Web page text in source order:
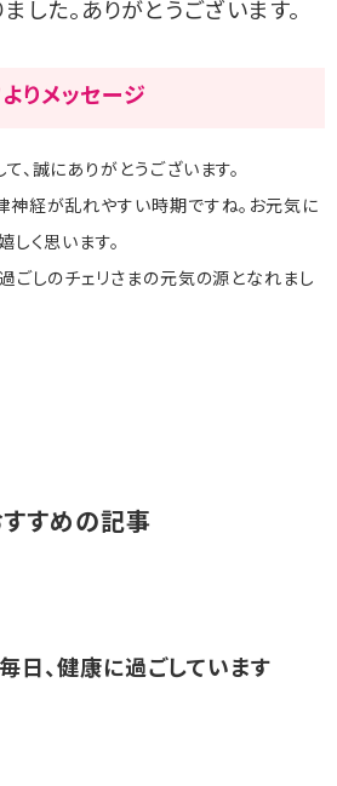
した。ありがとうございます。
りメッセージ
、誠にありがとうございます。
神経が乱れやすい時期ですね。お元気に
しく思います。
ごしのチェリさまの元気の源となれまし
すすめの記事
毎日、健康に過ごしています